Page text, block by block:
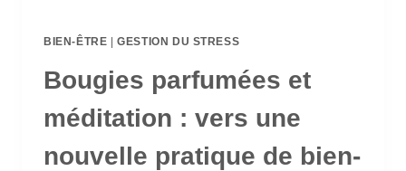
BIEN-ÊTRE |GESTION DU STRESS
Bougies parfumées et
méditation : vers une
nouvelle pratique de bien-